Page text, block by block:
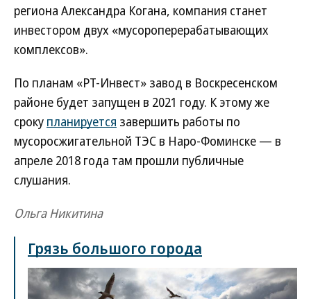
региона Александра Когана, компания станет
инвестором двух «мусороперерабатывающих
комплексов».
По планам «РТ-Инвест» завод в Воскресенском
районе будет запущен в 2021 году. К этому же
сроку планируется завершить работы по
мусоросжигательной ТЭС в Наро-Фоминске — в
апреле 2018 года там прошли публичные
слушания.
Ольга Никитина
Грязь большого города